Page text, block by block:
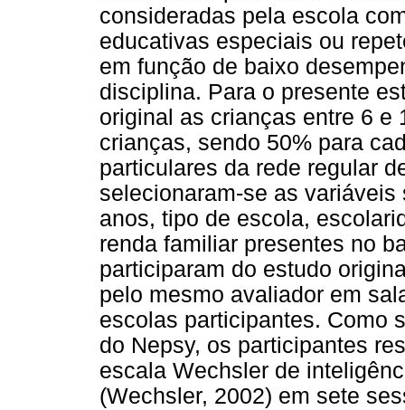
consideradas pela escola
educativas especiais ou
em função de baixo
disciplina. Para o presente
original as crianças entre 6 e
crianças, sendo 50% para
particulares da rede regular
selecionaram-se as
anos, tipo de escola,
renda familiar presentes no
participaram do estudo
pelo mesmo avaliador em
escolas participantes. Como
do Nepsy, os participantes
escala Wechsler de
(Wechsler, 2002) em sete